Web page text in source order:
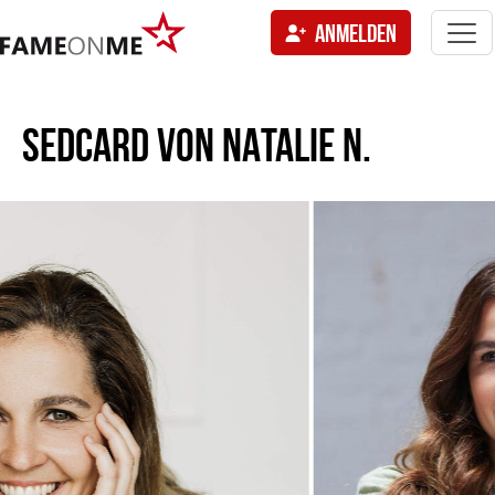
ANMELDEN
SEDCARD VONNATALIE N.